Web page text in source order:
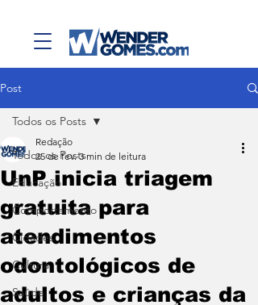
Post
Todos os Posts
Educação
Comportamento
Cidades
Cultura
Saúde
Todos os Posts
UnP inicia triagem
gratuita para
atendimentos
odontológicos de
adultos e crianças da
Redação
25 de fev. 3 min de leitura